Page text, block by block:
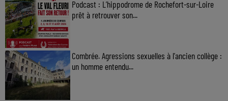
Podcast : L’hippodrome de Rochefort-sur-Loire
prêt à retrouver son...
Combrée. Agressions sexuelles à l'ancien collège :
un homme entendu...